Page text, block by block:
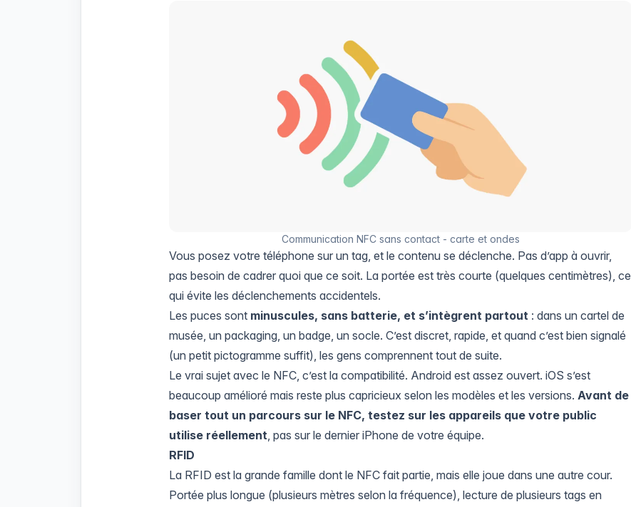
Communication NFC sans contact - carte et ondes
Vous posez votre téléphone sur un tag, et le contenu se déclenche. Pas d’app à ouvrir,
pas besoin de cadrer quoi que ce soit. La portée est très courte (quelques centimètres), ce
qui évite les déclenchements accidentels.
Les puces sont minuscules, sans batterie, et s’intègrent partout : dans un cartel de
musée, un packaging, un badge, un socle. C’est discret, rapide, et quand c’est bien signalé
(un petit pictogramme suffit), les gens comprennent tout de suite.
Le vrai sujet avec le NFC, c’est la compatibilité. Android est assez ouvert. iOS s’est
beaucoup amélioré mais reste plus capricieux selon les modèles et les versions. Avant de
baser tout un parcours sur le NFC, testez sur les appareils que votre public
utilise réellement, pas sur le dernier iPhone de votre équipe.
RFID
La RFID est la grande famille dont le NFC fait partie, mais elle joue dans une autre cour.
Portée plus longue (plusieurs mètres selon la fréquence), lecture de plusieurs tags en